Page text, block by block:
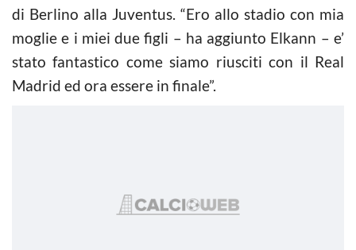
di Berlino alla Juventus. “Ero allo stadio con mia
moglie e i miei due figli – ha aggiunto Elkann – e’
stato fantastico come siamo riusciti con il Real
Madrid ed ora essere in finale”.